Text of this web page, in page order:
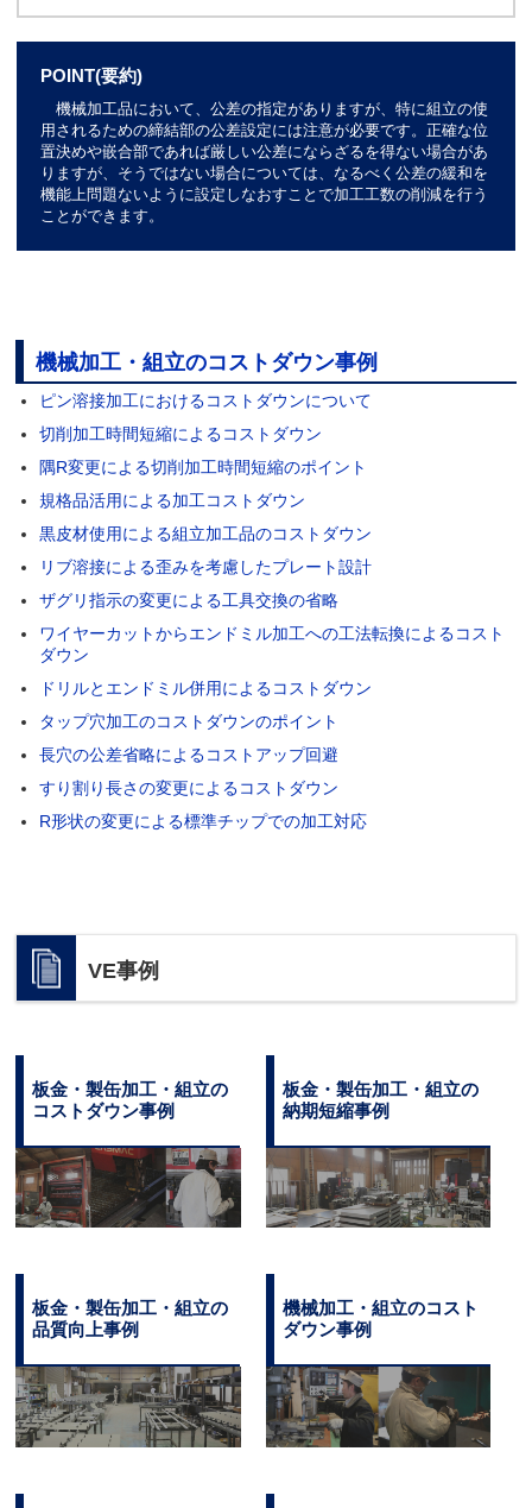
POINT(要約)
機械加工品において、公差の指定がありますが、特に組立の使
用されるための締結部の公差設定には注意が必要です。正確な位
置決めや嵌合部であれば厳しい公差にならざるを得ない場合があ
りますが、そうではない場合については、なるべく公差の緩和を
機能上問題ないように設定しなおすことで加工工数の削減を行う
ことができます。
機械加工・組立のコストダウン事例
ピン溶接加工におけるコストダウンについて
切削加工時間短縮によるコストダウン
隅R変更による切削加工時間短縮のポイント
規格品活用による加工コストダウン
黒皮材使用による組立加工品のコストダウン
リブ溶接による歪みを考慮したプレート設計
ザグリ指示の変更による工具交換の省略
ワイヤーカットからエンドミル加工への工法転換によるコスト
ダウン
ドリルとエンドミル併用によるコストダウン
タップ穴加工のコストダウンのポイント
長穴の公差省略によるコストアップ回避
すり割り長さの変更によるコストダウン
R形状の変更による標準チップでの加工対応
VE事例
板金・製缶加工・組立の
コストダウン事例
板金・製缶加工・組立の
納期短縮事例
板金・製缶加工・組立の
品質向上事例
機械加工・組立のコスト
ダウン事例